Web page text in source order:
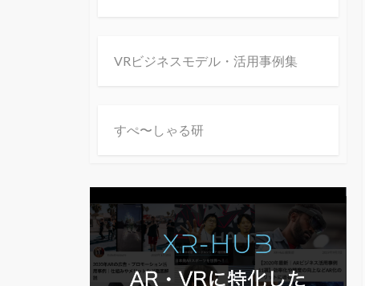
VRビジネスモデル・活用事例集
すぺ〜しゃる研